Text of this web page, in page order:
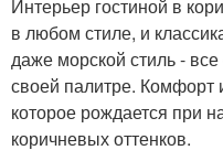
Интерьер гостиной в
в любом стиле, и
даже морской стиль -
своей палитре. Комфорт
которое рождается при
коричневых оттенков.